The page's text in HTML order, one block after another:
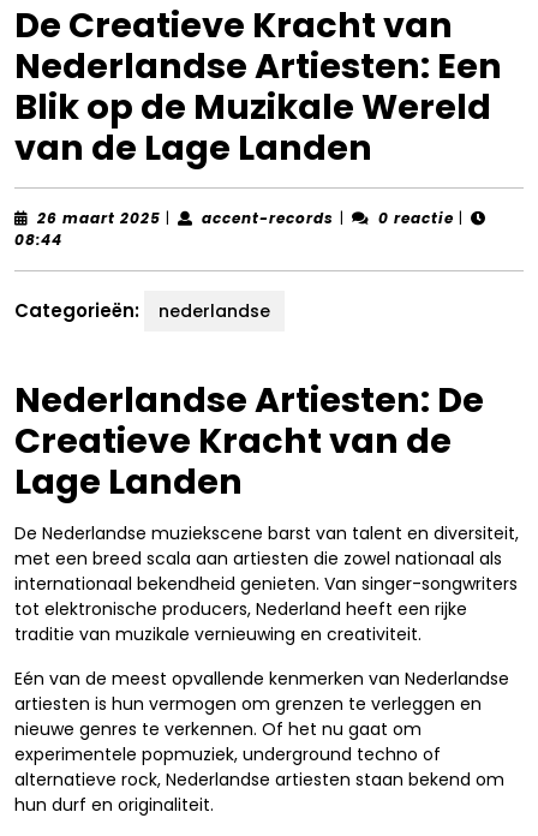
De Creatieve Kracht van
Nederlandse Artiesten: Een
Blik op de Muzikale Wereld
van de Lage Landen
26 maart 2025 26
| accent-records accent-
| 0 reactie |
08:44
Categorieën: nederlandse
Nederlandse Artiesten: De
Creatieve Kracht van de
Lage Landen
De Nederlandse muziekscene barst van talent en diversiteit,
met een breed scala aan artiesten die zowel nationaal als
internationaal bekendheid genieten. Van singer-songwriters
tot elektronische producers, Nederland heeft een rijke
traditie van muzikale vernieuwing en creativiteit.
Eén van de meest opvallende kenmerken van Nederlandse
artiesten is hun vermogen om grenzen te verleggen en
nieuwe genres te verkennen. Of het nu gaat om
experimentele popmuziek, underground techno of
alternatieve rock, Nederlandse artiesten staan bekend om
hun durf en originaliteit.